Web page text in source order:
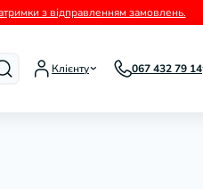
з відправленням замовлень.
Клієнту 067 432 79 14